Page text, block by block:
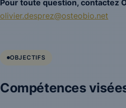
Pour toute question, contactez
olivier.desprez@osteobio.net
OBJECTIFS
Compétences